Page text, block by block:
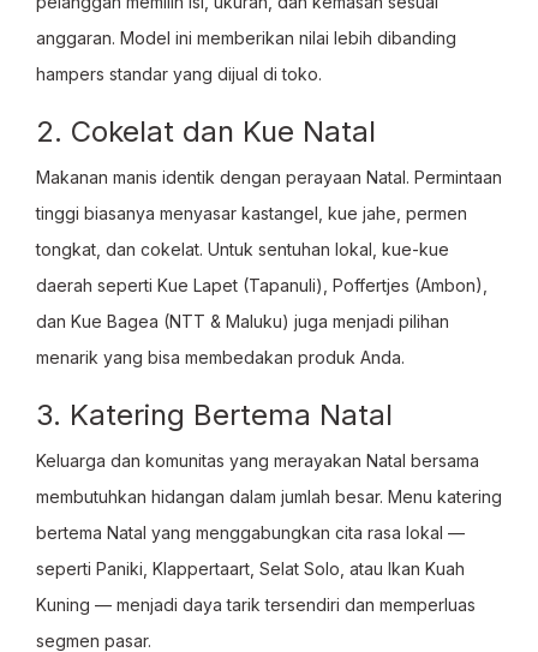
anggaran. Model ini memberikan nilai lebih dibanding
hampers standar yang dijual di toko.
2. Cokelat dan Kue Natal
Makanan manis identik dengan perayaan Natal. Permintaan
tinggi biasanya menyasar kastangel, kue jahe, permen
tongkat, dan cokelat. Untuk sentuhan lokal, kue-kue
daerah seperti Kue Lapet (Tapanuli), Poffertjes (Ambon),
dan Kue Bagea (NTT & Maluku) juga menjadi pilihan
menarik yang bisa membedakan produk Anda.
3. Katering Bertema Natal
Keluarga dan komunitas yang merayakan Natal bersama
membutuhkan hidangan dalam jumlah besar. Menu katering
bertema Natal yang menggabungkan cita rasa lokal —
seperti Paniki, Klappertaart, Selat Solo, atau Ikan Kuah
Kuning — menjadi daya tarik tersendiri dan memperluas
segmen pasar.